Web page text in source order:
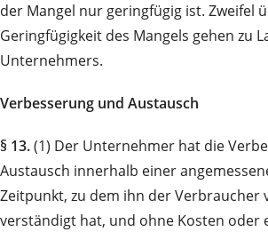
der Mangel nur geringfügig ist. Zweifel
Geringfügigkeit des Mangels gehen zu
Unternehmers.
Verbesserung und Austausch
§ 13.(1) Der Unternehmer hat die
Austausch innerhalb einer
Zeitpunkt, zu dem ihn der Verbraucher
verständigt hat, und ohne Kosten oder